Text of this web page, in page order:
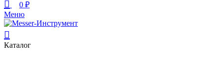
0 ₽
Меню
Каталог